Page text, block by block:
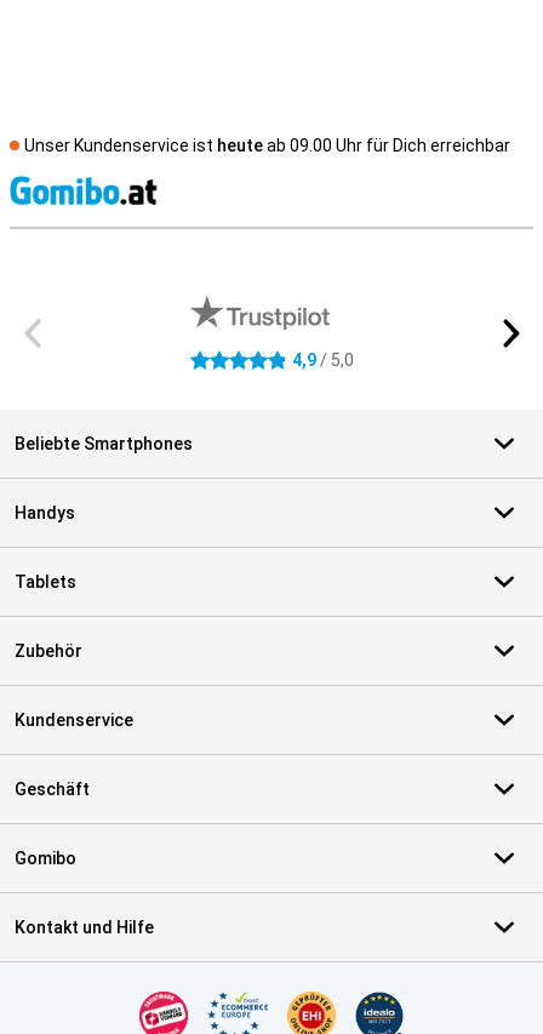
Unser Kundenservice ist heuteab 09.00 Uhr für Dich erreichbar
4.9 Sterne 4,9/ 5,0
Beliebte Smartphones
Handys
Tablets
Zubehör
Kundenservice
Geschäft
Gomibo
Kontakt und Hilfe